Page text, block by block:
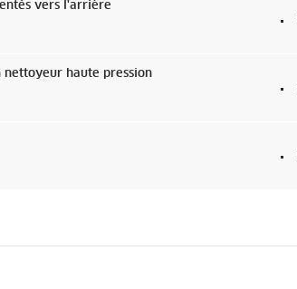
vers l'arrière
nettoyeur haute pression